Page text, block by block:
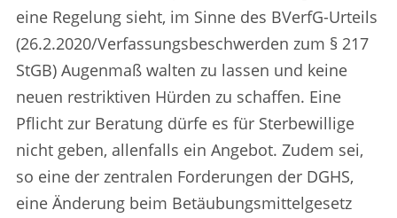
eine Regelung sieht, im Sinne des BVerfG-Urteils
(26.2.2020/Verfassungsbeschwerden zum § 217
StGB) Augenmaß walten zu lassen und keine
neuen restriktiven Hürden zu schaffen. Eine
Pflicht zur Beratung dürfe es für Sterbewillige
nicht geben, allenfalls ein Angebot. Zudem sei,
so eine der zentralen Forderungen der DGHS,
eine Änderung beim Betäubungsmittelgesetz